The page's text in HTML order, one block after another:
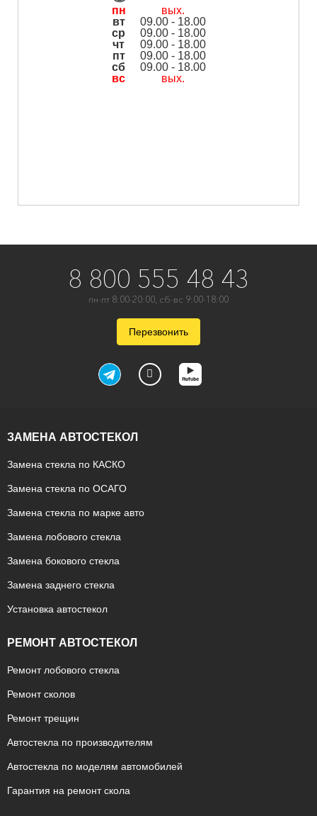
пн
вых.
вт
09.00 - 18.00
ср
09.00 - 18.00
чт
09.00 - 18.00
пт
09.00 - 18.00
сб
09.00 - 18.00
вс
вых.
8 800 555 48 43
пн-пт 8:00-20:00, сб-вс 9:00-18:00
Перезвонить
ЗАМЕНА АВТОСТЕКОЛ
Замена стекла по КАСКО
Замена стекла по ОСАГО
Замена стекла по марке авто
Замена лобового стекла
Замена бокового стекла
Замена заднего стекла
Установка автостекол
РЕМОНТ АВТОСТЕКОЛ
Ремонт лобового стекла
Ремонт сколов
Ремонт трещин
Автостекла по производителям
Автостекла по моделям автомобилей
Гарантия на ремонт скола